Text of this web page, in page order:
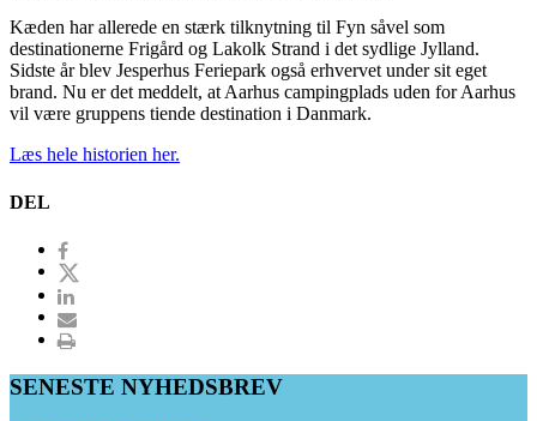
Kæden har allerede en stærk tilknytning til Fyn såvel som
destinationerne Frigård og Lakolk Strand i det sydlige Jylland.
Sidste år blev Jesperhus Feriepark også erhvervet under sit eget
brand. Nu er det meddelt, at Aarhus campingplads uden for Aarhus
vil være gruppens tiende destination i Danmark.
Læs hele historien her.
DEL
SENESTE NYHEDSBREV